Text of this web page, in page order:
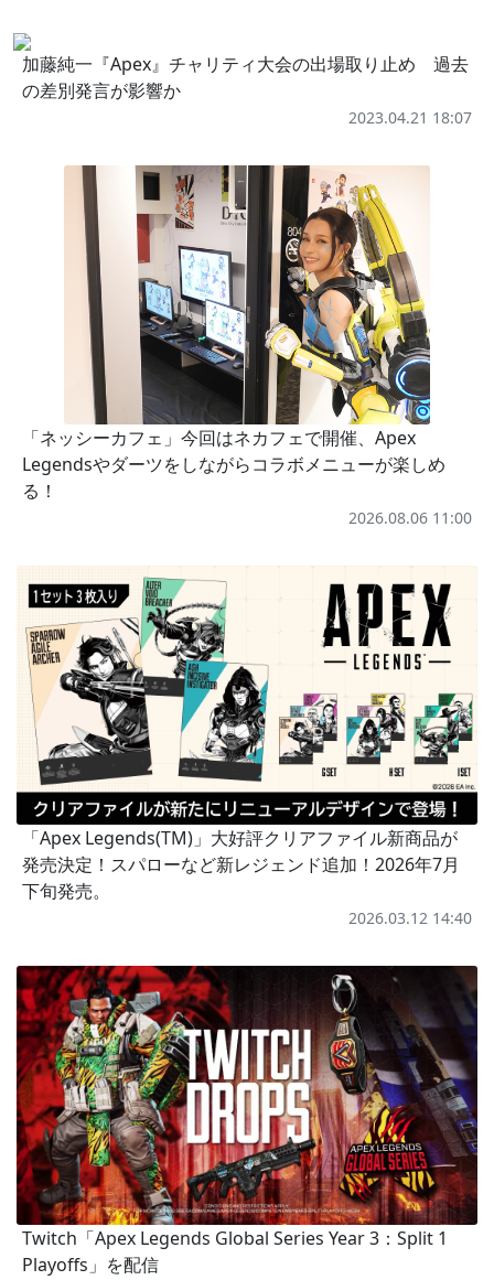
加藤純一『Apex』チャリティ大会の出場取り止め 過去
の差別発言が影響か
2023.04.21 18:07
「ネッシーカフェ」今回はネカフェで開催、Apex
Legendsやダーツをしながらコラボメニューが楽しめ
る！
2026.08.06 11:00
「Apex Legends(TM)」大好評クリアファイル新商品が
発売決定！スパローなど新レジェンド追加！2026年7月
下旬発売。
2026.03.12 14:40
Twitch「Apex Legends Global Series Year 3：Split 1
Playoffs」を配信